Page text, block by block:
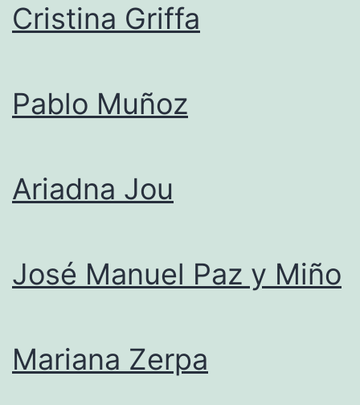
Cristina Griffa
Pablo Muñoz
Ariadna Jou
José Manuel Paz y Miño
Mariana Zerpa